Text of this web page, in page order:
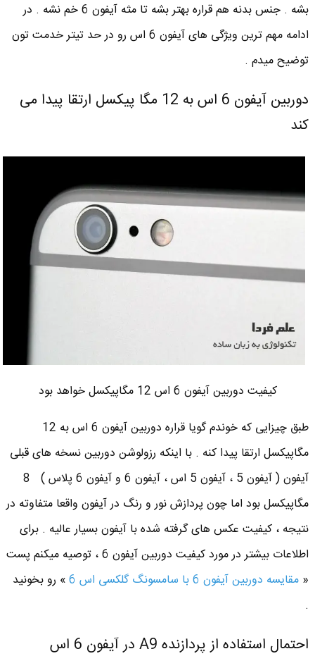
بشه . جنس بدنه هم قراره بهتر بشه تا مثه آیفون 6 خم نشه . در
ادامه مهم ترین ویژگی های آیفون 6 اس رو در حد تیتر خدمت تون
توضیح میدم .
دوربین آیفون 6 اس به 12 مگا پیکسل ارتقا پیدا می
کند
کیفیت دوربین آیفون 6 اس 12 مگاپیکسل خواهد بود
طبق چیزایی که خوندم گویا قراره دوربین آیفون 6 اس به 12
مگاپیکسل ارتقا پیدا کنه . با اینکه رزولوشن دوربین نسخه های قبلی
آیفون ( آیفون 5 ، آیفون 5 اس ، آیفون 6 و آیفون 6 پلاس ) 8
مگاپیکسل بود اما چون پردازش نور و رنگ در آیفون واقعا متفاوته در
نتیجه ، کیفیت عکس های گرفته شده با آیفون بسیار عالیه . برای
اطلاعات بیشتر در مورد کیفیت دوربین آیفون 6 ، توصیه میکنم پست
« مقایسه دوربین آیفون 6 با سامسونگ گلکسی اس 6
» رو بخونید
.
احتمال استفاده از پردازنده A9 در آیفون 6 اس